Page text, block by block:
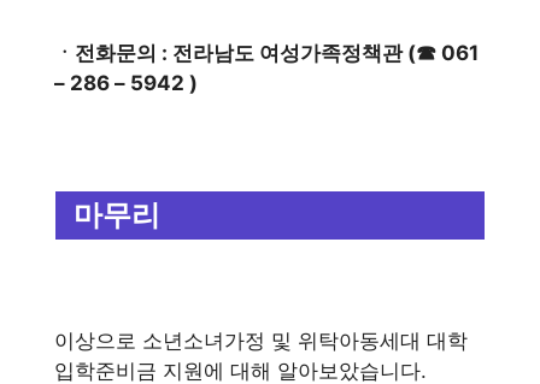
ㆍ전화문의 : 전라남도 여성가족정책관 (☎ 061
– 286 – 5942 )
마무리
이상으로 소년소녀가정 및 위탁아동세대 대학
입학준비금 지원에 대해 알아보았습니다.